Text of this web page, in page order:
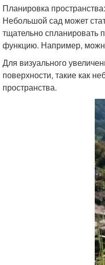
Планировка
Небольшой сад может
тщательно спланировать
функцию. Например,
Для визуального
поверхности, такие как
пространства.